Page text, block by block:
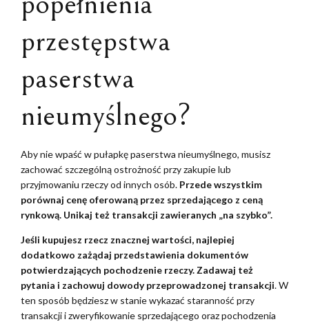
przestępstwa
paserstwa
nieumyślnego?
Aby nie wpaść w pułapkę paserstwa nieumyślnego, musisz
zachować szczególną ostrożność przy zakupie lub
przyjmowaniu rzeczy od innych osób. Przede wszystkim
porównaj cenę oferowaną przez sprzedającego z ceną
rynkową. Unikaj też transakcji zawieranych „na szybko”.
Jeśli kupujesz rzecz znacznej wartości, najlepiej
dodatkowo zażądaj przedstawienia dokumentów
potwierdzających pochodzenie rzeczy. Zadawaj też
pytania i zachowuj dowody przeprowadzonej transakcji. W
ten sposób będziesz w stanie wykazać staranność przy
transakcji i zweryfikowanie sprzedającego oraz pochodzenia